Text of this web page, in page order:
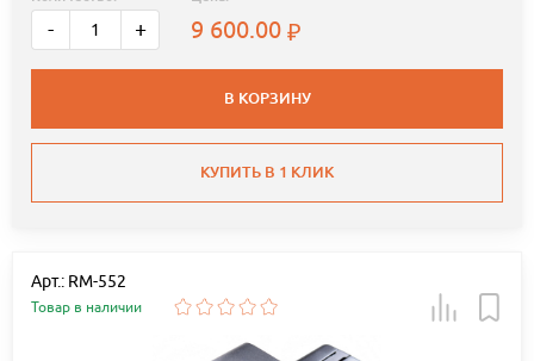
- + 9 600.00
В КОРЗИНУ
КУПИТЬ В 1 КЛИК
Арт.: RM-552
Товар в наличии